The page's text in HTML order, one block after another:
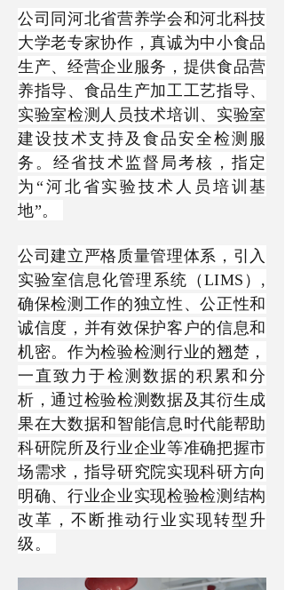
公司同河北省营养学会和河北科技
大学老专家协作，真诚为中小食品
生产、经营企业服务，提供食品营
养指导、食品生产加工工艺指导、
实验室检测人员技术培训、实验室
建设技术支持及食品安全检测服
务。经省技术监督局考核，指定
为 “河北省实验技术人员培训基
地”。
公司建立严格质量管理体系，引入
实验室信息化管理系统（ LIMS）,
确保检测工作的独立性、公正性和
诚信度，并有效保护客户的信息和
机密。作为检验检测行业的翘楚，
一直致力于检测数据的积累和分
析，通过检验检测数据及其衍生成
果在大数据和智能信息时代能帮助
科研院所及行业企业等准确把握市
场需求，指导研究院实现科研方向
明确、行业企业实现检验检测结构
改革，不断推动行业实现转型升
级。